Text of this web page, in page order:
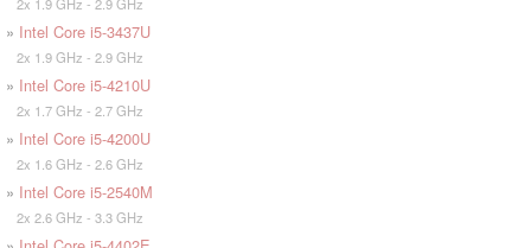
» Intel Core i5-3437U
2x 1.9 GHz - 2.9 GHz
» Intel Core i5-4210U
2x 1.7 GHz - 2.7 GHz
» Intel Core i5-4200U
2x 1.6 GHz - 2.6 GHz
» Intel Core i5-2540M
2x 2.6 GHz - 3.3 GHz